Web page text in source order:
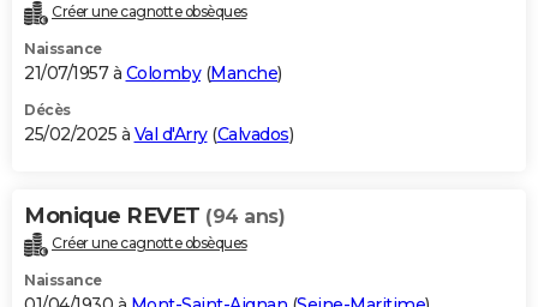
Créer une cagnotte obsèques
Naissance
21/07/1957 à Colomby(Manche)
Décès
25/02/2025 à Val d'Arry(Calvados)
Monique REVET (94 ans)
Créer une cagnotte obsèques
Naissance